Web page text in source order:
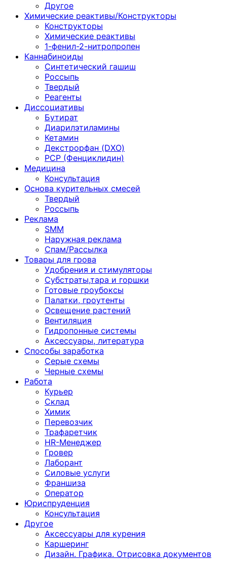
Другое
Химические реактивы/Конструкторы
Конструкторы
Химические реактивы
1-фенил-2-нитропропен
Каннабиноиды
Синтетический гашиш
Россыпь
Твердый
Реагенты
Диссоциативы
Бутират
Диарилэтиламины
Кетамин
Декстрорфан (DXO)
PCP (Фенциклидин)
Медицина
Консультация
Основа курительных смесей
Твердый
Россыпь
Реклама
SMM
Наружная реклама
Спам/Рассылка
Товары для грова
Удобрения и стимуляторы
Субстраты,тара и горшки
Готовые гроубоксы
Палатки, гроутенты
Освещение растений
Вентиляция
Гидропонные системы
Аксессуары, литература
Способы заработка
Серые схемы
Черные схемы
Работа
Курьер
Склад
Химик
Перевозчик
Трафаретчик
HR-Менеджер
Гровер
Лаборант
Силовые услуги
Франшиза
Оператор
Юриспруденция
Консультация
Другoе
Аксессуары для курения
Каршеринг
Дизайн. Графика. Отрисовка документов